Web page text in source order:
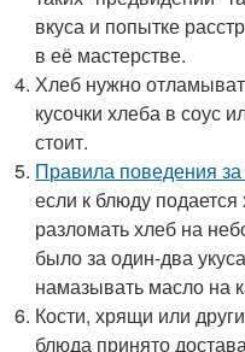
вкуса и попытке
в её мастерстве.
Хлеб нужно
кусочки хлеба в соус
стоит.
Правила поведения
если к блюду
разломать хлеб на
было за один-два
намазывать масло на
Кости, хрящи или
блюда принято